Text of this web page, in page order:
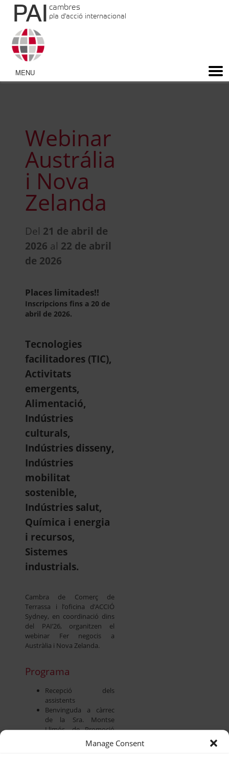
Manage Consent
PAI cambres
pla d'acció internacional
Webinar
Austrália
i Nova
Zelanda
Del 21 de abril de
2026 al 22 de abril
de 2026
Places limitades!!
Inscripcions fins a 20 de
abril de 2026.
Tecnologies
facilitadores (TIC),
Activitats
emergents,
Alimentació,
Indústries
culturals,
Indústries disseny,
Indústries
mobilitat
sostenible,
Indústries salut,
Química i energia
i recursos,
Sistemes
industrials.
Cambra de Comerç de
Terrassa i l’oficina d’ACCIÓ
Sydney, en coordinació dins
del PAI’26, organitzen el
webinar Fer negocis a
Austràlia i Nova Zelanda.
Programa
Recepció dels
assistents
Benvinguda a càrrec
de la Sra. Montse
Llimós, de Promoció
internacional i serveis
de desenvolupament